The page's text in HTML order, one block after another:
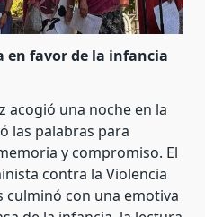
en favor de la infancia
acogió una noche en la
las palabras para
y compromiso. El
contra la Violencia
culminó con una emotiva